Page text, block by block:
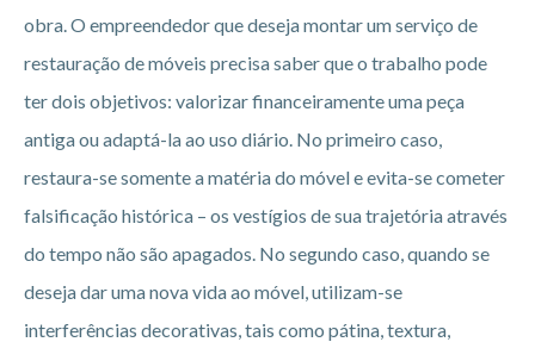
obra. O empreendedor que deseja montar um serviço de
restauração de móveis precisa saber que o trabalho pode
ter dois objetivos: valorizar financeiramente uma peça
antiga ou adaptá-la ao uso diário. No primeiro caso,
restaura-se somente a matéria do móvel e evita-se cometer
falsificação histórica – os vestígios de sua trajetória através
do tempo não são apagados. No segundo caso, quando se
deseja dar uma nova vida ao móvel, utilizam-se
interferências decorativas, tais como pátina, textura,